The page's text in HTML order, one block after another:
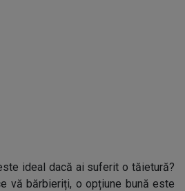
ideal dacă ai suferit o tăietură?
vă bărbieriți, o opțiune bună este